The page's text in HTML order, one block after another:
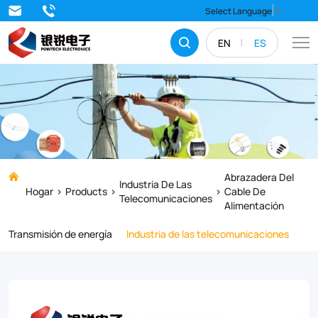
EN ES
Select Language ▼
Strengthen
and
stabilize
your
electrical
systems
with
top-
quality
Feeder
Hogar Products
Industria De Las
Telecomunicaciones
Abrazadera Del
Cable De
Alimentación
Transmisión de energía
Industria de las telecomunicaciones